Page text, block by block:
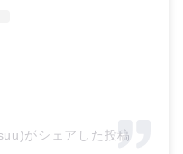
がシェアした投稿